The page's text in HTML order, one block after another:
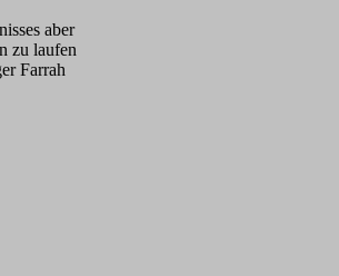
aber
zu laufen
Farrah